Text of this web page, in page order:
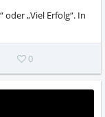
„Viel Erfolg“. In
0